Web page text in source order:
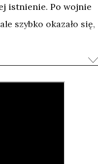
istnienie. Po wojnie
szybko okazało się,
w której rozgrywa